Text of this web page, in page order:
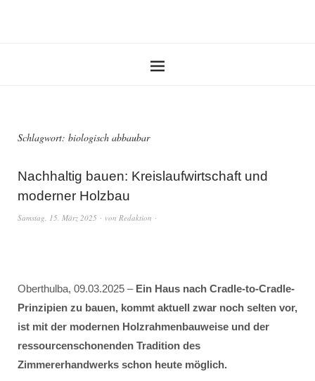
Schlagwort: biologisch abbaubar
Nachhaltig bauen: Kreislaufwirtschaft und
moderner Holzbau
Samstag, 15. März 2025 von Redaktion
Oberthulba, 09.03.2025 – Ein Haus nach Cradle-to-Cradle-
Prinzipien zu bauen, kommt aktuell zwar noch selten vor,
ist mit der modernen Holzrahmenbauweise und der
ressourcenschonenden Tradition des
Zimmererhandwerks schon heute möglich.